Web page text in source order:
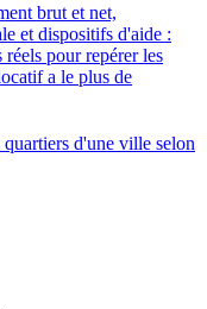
brut et net,
et dispositifs d'aide :
pour repérer les
a le plus de
quartiers d'une ville selon